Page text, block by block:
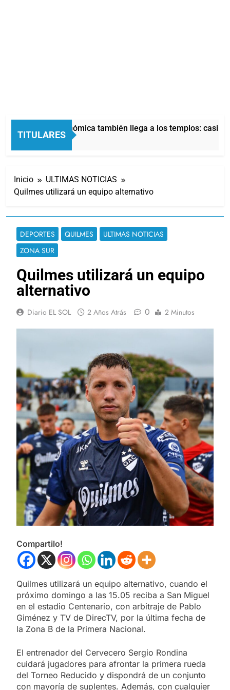
TITULARES
La crisis económica también llega a los templos: casi la
10 Horas Atrás
Inicio
ULTIMAS NOTICIAS
Quilmes utilizará un equipo alternativo
DEPORTES QUILMES
ULTIMAS NOTICIAS
ZONA SUR
Quilmes utilizará un equipo
alternativo
Diario EL SOL 2 Años Atrás 0 2 Minutos
Compartilo!
Quilmes utilizará un equipo alternativo, cuando el
próximo domingo a las 15.05 reciba a San Miguel
en el estadio Centenario, con arbitraje de Pablo
Giménez y TV de DirecTV, por la última fecha de
la Zona B de la Primera Nacional.
El entrenador del Cervecero Sergio Rondina
cuidará jugadores para afrontar la primera rueda
del Torneo Reducido y dispondrá de un conjunto
con mayoría de suplentes. Además, con cualquier